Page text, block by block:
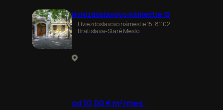
Hviezdoslavovo námestie 15
Hviezdoslavovo námestie 15, 81102
Bratislava-Staré Mesto
od 10,00 € m²/mes.